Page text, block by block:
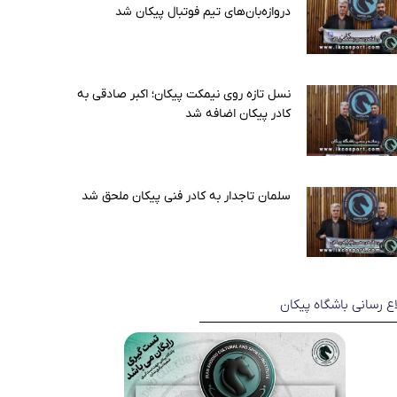
دروازه‌بان‌های تیم فوتبال پیکان شد
نسل تازه روی نیمکت پیکان؛ اکبر صادقی به
کادر پیکان اضافه شد
سلمان تاجدار به کادر فنی پیکان ملحق شد
رسانی باشگاه پیکان